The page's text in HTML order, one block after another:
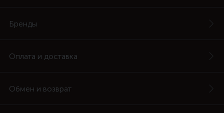
Бренды
Оплата и доставка
Обмен и возврат